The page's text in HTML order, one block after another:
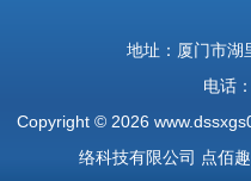
地址：厦门市湖
电话
Copyright © 2026
络科技有限公司 点佰